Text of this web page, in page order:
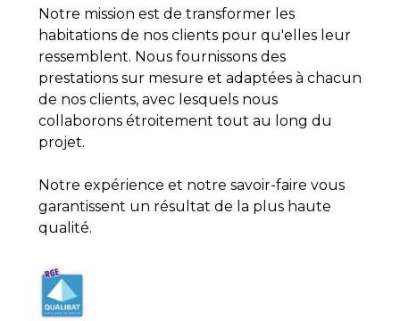
Notre mission est de transformer les
habitations de nos clients pour qu'elles leur
ressemblent. Nous fournissons des
prestations sur mesure et adaptées à chacun
de nos clients, avec lesquels nous
collaborons étroitement tout au long du
projet.
Notre expérience et notre savoir-faire vous
garantissent un résultat de la plus haute
qualité.